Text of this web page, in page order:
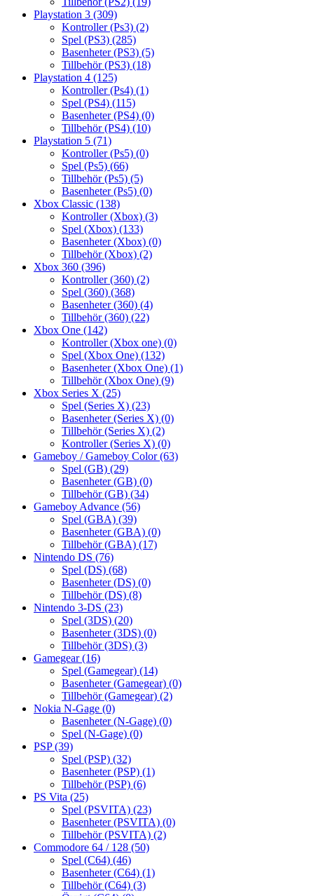
Playstation 3 (309)
Kontroller (Ps3) (2)
Spel (PS3) (285)
Basenheter (PS3) (5)
Tillbehör (PS3) (18)
Playstation 4 (125)
Kontroller (Ps4) (1)
Spel (PS4) (115)
Basenheter (PS4) (0)
Tillbehör (PS4) (10)
Playstation 5 (71)
Kontroller (Ps5) (0)
Spel (Ps5) (66)
Tillbehör (Ps5) (5)
Basenheter (Ps5) (0)
Xbox Classic (138)
Kontroller (Xbox) (3)
Spel (Xbox) (133)
Basenheter (Xbox) (0)
Tillbehör (Xbox) (2)
Xbox 360 (396)
Kontroller (360) (2)
Spel (360) (368)
Basenheter (360) (4)
Tillbehör (360) (22)
Xbox One (142)
Kontroller (Xbox one) (0)
Spel (Xbox One) (132)
Basenheter (Xbox One) (1)
Tillbehör (Xbox One) (9)
Xbox Series X (25)
Spel (Series X) (23)
Basenheter (Series X) (0)
Tillbehör (Series X) (2)
Kontroller (Series X) (0)
Gameboy / Gameboy Color(63)
Spel (GB) (29)
Basenheter (GB) (0)
Tillbehör (GB) (34)
Gameboy Advance (56)
Spel (GBA) (39)
Basenheter (GBA) (0)
Tillbehör (GBA) (17)
Nintendo DS (76)
Spel (DS) (68)
Basenheter (DS) (0)
Tillbehör (DS) (8)
Nintendo 3-DS (23)
Spel (3DS) (20)
Basenheter (3DS) (0)
Tillbehör (3DS) (3)
Gamegear(16)
Spel (Gamegear) (14)
Basenheter (Gamegear) (0)
Tillbehör (Gamegear) (2)
Nokia N-Gage (0)
Basenheter (N-Gage) (0)
Spel (N-Gage) (0)
PSP(39)
Spel (PSP) (32)
Basenheter (PSP) (1)
Tillbehör (PSP) (6)
PS Vita (25)
Spel (PSVITA) (23)
Basenheter (PSVITA) (0)
Tillbehör (PSVITA) (2)
Commodore 64 / 128 (50)
Spel (C64) (46)
Basenheter (C64) (1)
Tillbehör (C64) (3)